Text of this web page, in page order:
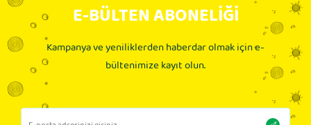
E-BÜLTEN ABONELİĞİ
Kampanya ve yeniliklerden haberdar olmak için e-
bültenimize kayıt olun.